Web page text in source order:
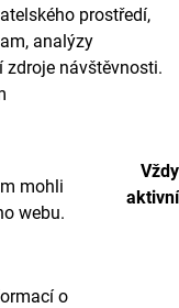
prostředí,
analýzy
zdroje návštěvnosti.
mohli
webu.
Vždy
aktivní
o